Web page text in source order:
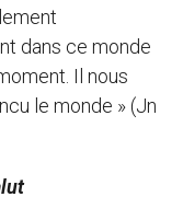
dans ce monde
Il nous
le monde » (Jn